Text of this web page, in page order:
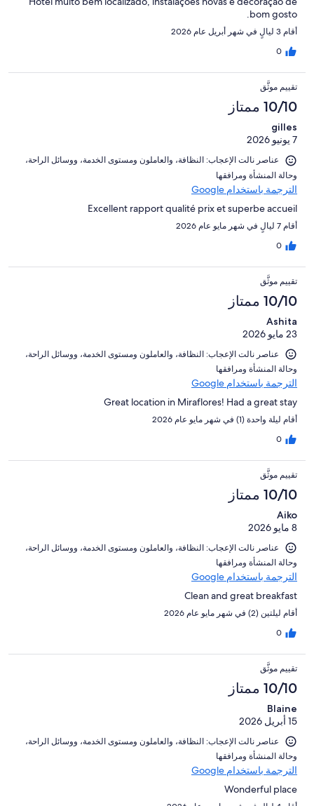
bom gosto.
أقام 3 ليالٍ في شهر أبريل عام 2026
0
تقييم موثَّق
10/10 ممتاز
gilles
7 يونيو 2026
عناصر نالت الإعجاب: ⁦النظافة⁩، و⁦العاملون ومستوى الخدمة⁩، و⁦وسائل الراحة⁩،
و⁦حالة المنشأة ومرافقها⁩
الترجمة باستخدام Google
Excellent rapport qualité prix et superbe accueil
أقام 7 ليالٍ في شهر مايو عام 2026
0
تقييم موثَّق
10/10 ممتاز
Ashita
23 مايو 2026
عناصر نالت الإعجاب: ⁦النظافة⁩، و⁦العاملون ومستوى الخدمة⁩، و⁦وسائل الراحة⁩،
و⁦حالة المنشأة ومرافقها⁩
الترجمة باستخدام Google
Great location in Miraflores! Had a great stay
أقام ليلة واحدة (1) في شهر مايو عام 2026
0
تقييم موثَّق
10/10 ممتاز
Aiko
8 مايو 2026
عناصر نالت الإعجاب: ⁦النظافة⁩، و⁦العاملون ومستوى الخدمة⁩، و⁦وسائل الراحة⁩،
و⁦حالة المنشأة ومرافقها⁩
الترجمة باستخدام Google
Clean and great breakfast
أقام ليلتين (2) في شهر مايو عام 2026
0
تقييم موثَّق
10/10 ممتاز
Blaine
15 أبريل 2026
عناصر نالت الإعجاب: ⁦النظافة⁩، و⁦العاملون ومستوى الخدمة⁩، و⁦وسائل الراحة⁩،
و⁦حالة المنشأة ومرافقها⁩
الترجمة باستخدام Google
Wonderful place